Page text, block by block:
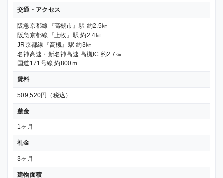
交通・アクセス
阪急京都線『高槻市』駅 約2.5㎞
阪急京都線『上牧』駅 約2.4㎞
JR京都線『高槻』駅 約3㎞
名神高速・新名神高速 高槻IC 約2.7㎞
国道171号線 約800ｍ
賃料
509,520円（税込）
敷金
1ヶ月
礼金
3ヶ月
建物面積